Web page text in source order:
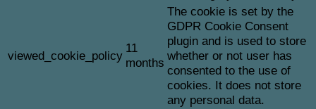
viewed_cookie_policy
11
months
The cookie is set by the
GDPR Cookie Consent
plugin and is used to store
whether or not user has
consented to the use of
cookies. It does not store
any personal data.